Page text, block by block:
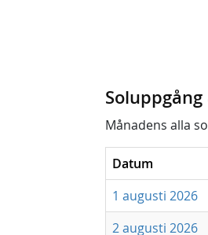
Månadens alla
Datum
1 augusti 2026
2 augusti 2026